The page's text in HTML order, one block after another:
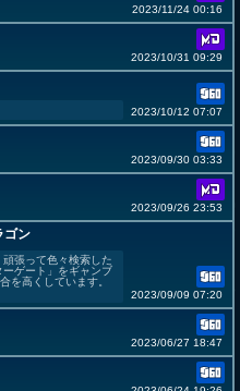
2023/11/24 00:16
2023/10/31 09:29
2023/10/12 07:07
2023/09/30 03:33
2023/09/26 23:53
ゴン
張って色々検索した
ゲート」をギャンブ
を高くしています。
2023/09/09 07:20
2023/06/27 18:47